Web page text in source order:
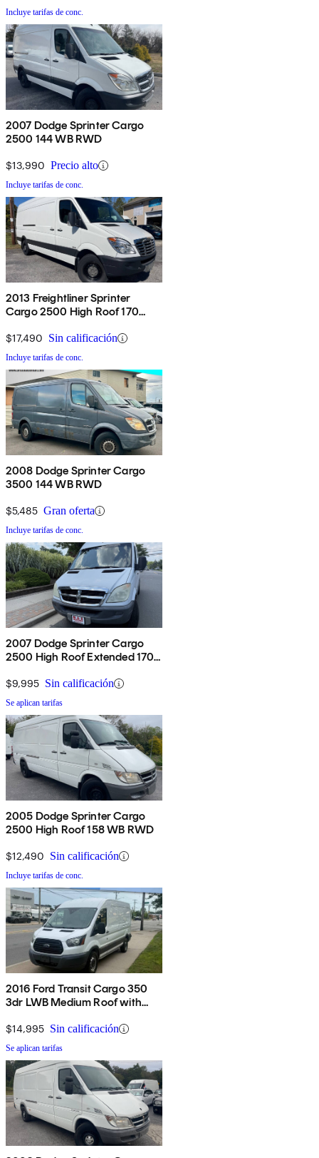
Incluye tarifas de conc.
2007 Dodge Sprinter Cargo
2500 144 WB RWD
$13,990 Precio alto
Incluye tarifas de conc.
2013 Freightliner Sprinter
Cargo 2500 High Roof 170
$17,490 Sin calificación
Incluye tarifas de conc.
2008 Dodge Sprinter Cargo
3500 144 WB RWD
$5,485 Gran oferta
Incluye tarifas de conc.
2007 Dodge Sprinter Cargo
2500 High Roof Extended 170
$9,995 Sin calificación
Se aplican tarifas
2005 Dodge Sprinter Cargo
2500 High Roof 158 WB RWD
$12,490 Sin calificación
Incluye tarifas de conc.
2016 Ford Transit Cargo 350
3dr LWB Medium Roof with
$14,995 Sin calificación
Se aplican tarifas